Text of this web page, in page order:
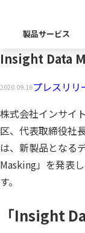
製品サービス
製品カテゴリー別
キーワードから
業界から探す
イ
Insight
企業理念
会社概要
移行のための
Insight Data
2020.09.16プレスリリ
株式会社インサイ
区、代表取締役社
は、新製品となる
Masking」を発表
す。
「Insight